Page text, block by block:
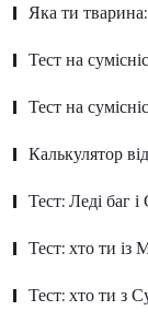
Яка ти
Тест на
Тест на
Калькулятор
Тест: Леді баг і
Тест: хто ти із
Тест: хто ти з